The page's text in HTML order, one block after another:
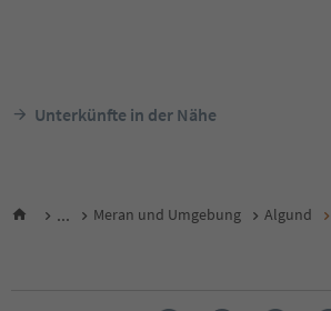
Unterkünfte in der Nähe
... Meran und Umgebung Algund